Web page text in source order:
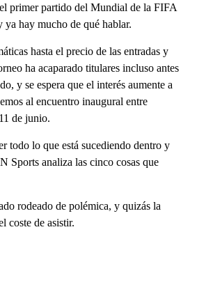
primer partido del Mundial de la FIFA
ya hay mucho de qué hablar.
hasta el precio de las entradas y
ha acaparado titulares incluso antes
y se espera que el interés aumente a
al encuentro inaugural entre
de junio.
todo lo que está sucediendo dentro y
Sports analiza las cinco cosas que
rodeado de polémica, y quizás la
coste de asistir.